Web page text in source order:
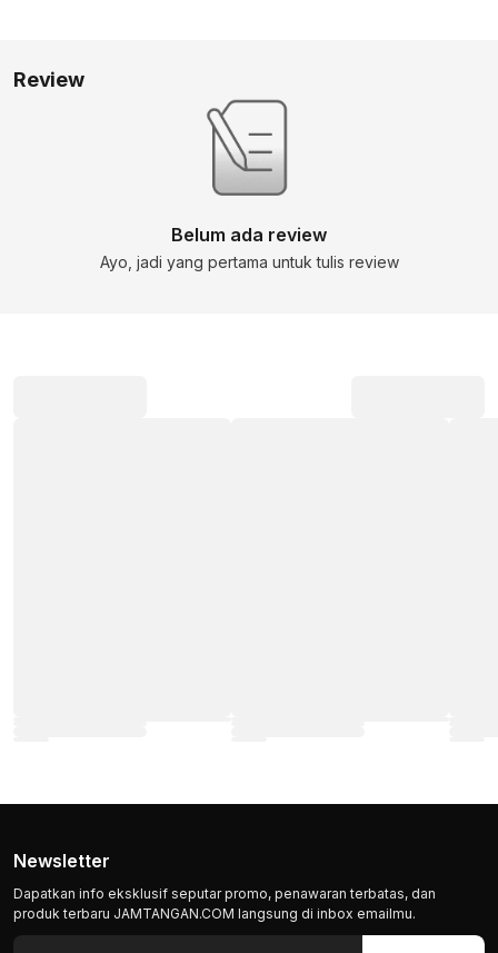
Newsletter
Dapatkan info eksklusif seputar promo, penawaran terbatas, dan
produk terbaru JAMTANGAN.COM langsung di inbox emailmu.
Review
Belum ada review
Ayo, jadi yang pertama untuk tulis review